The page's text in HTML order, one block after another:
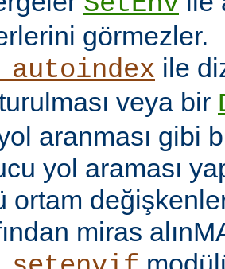
görmezler.
ile
veya bir
aranması gibi
yol araması
ortam
miras